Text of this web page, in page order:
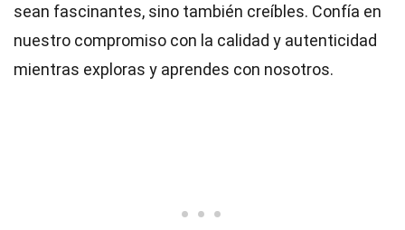
sean fascinantes, sino también creíbles. Confía en
nuestro compromiso con la calidad y autenticidad
mientras exploras y aprendes con nosotros.